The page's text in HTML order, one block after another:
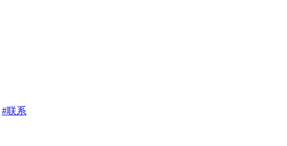
#联系